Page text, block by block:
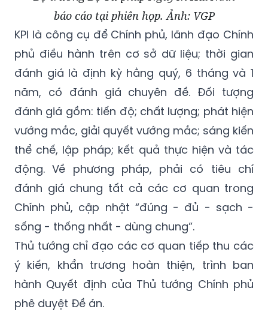
báo cáo tại phiên họp. Ảnh: VGP
KPI là công cụ để Chính phủ, lãnh đạo Chính
phủ điều hành trên cơ sở dữ liệu; thời gian
đánh giá là định kỳ hằng quý, 6 tháng và 1
năm, có đánh giá chuyên đề. Đối tượng
đánh giá gồm: tiến độ; chất lượng; phát hiện
vướng mắc, giải quyết vướng mắc; sáng kiến
thể chế, lập pháp; kết quả thực hiện và tác
động. Về phương pháp, phải có tiêu chí
đánh giá chung tất cả các cơ quan trong
Chính phủ, cập nhật “đúng - đủ - sạch -
sống - thống nhất - dùng chung”.
Thủ tướng chỉ đạo các cơ quan tiếp thu các
ý kiến, khẩn trương hoàn thiện, trình ban
hành Quyết định của Thủ tướng Chính phủ
phê duyệt Đề án.